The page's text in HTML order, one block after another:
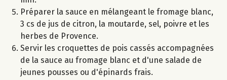
Préparer la sauce en mélangeant le fromage blanc,
3 cs de jus de citron, la moutarde, sel, poivre et les
herbes de Provence.
Servir les croquettes de pois cassés accompagnées
de la sauce au fromage blanc et d'une salade de
jeunes pousses ou d'épinards frais.